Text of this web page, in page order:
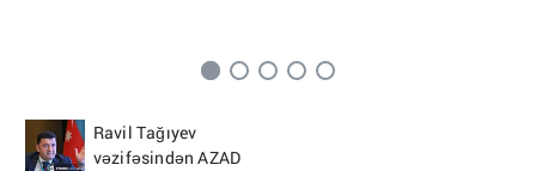
Ravil Tağıyev
vəzifəsindən AZAD